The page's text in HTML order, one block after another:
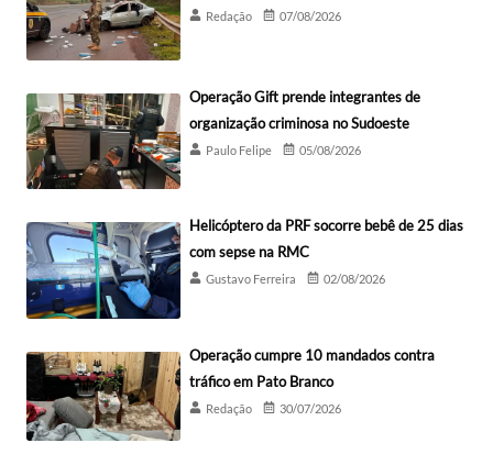
Redação 07/08/2026
Operação Gift prende integrantes de
organização criminosa no Sudoeste
Paulo Felipe 05/08/2026
Helicóptero da PRF socorre bebê de 25 dias
com sepse na RMC
Gustavo Ferreira 02/08/2026
Operação cumpre 10 mandados contra
tráfico em Pato Branco
Redação 30/07/2026